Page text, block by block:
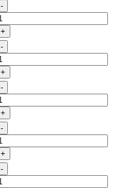
-
+
-
+
-
+
-
+
-